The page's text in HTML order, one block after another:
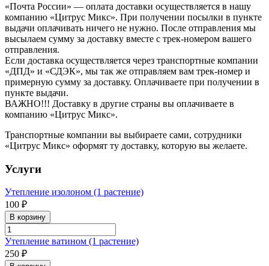
«Почта России» — оплата доставки осуществляется в нашу
компанию «Цитрус Микс». При получении посылки в пункте
выдачи оплачивать ничего не нужно. После отправления мы
высылаем сумму за доставку вместе с трек-номером вашего
отправления.
Если доставка осуществляется через транспортные компании
«ДПД» и «СДЭК», мы так же отправляем вам трек-номер и
примерную сумму за доставку. Оплачиваете при получении в
пункте выдачи.
ВАЖНО!!! Доставку в другие страны вы оплачиваете в
компанию «Цитрус Микс».
Транспортные компании вы выбираете сами, сотрудники
«Цитрус Микс» оформят ту доставку, которую вы желаете.
Услуги
Утепление изолоном (1 растение)
100 ₽
В корзину
Утепление ватином (1 растение)
250 ₽